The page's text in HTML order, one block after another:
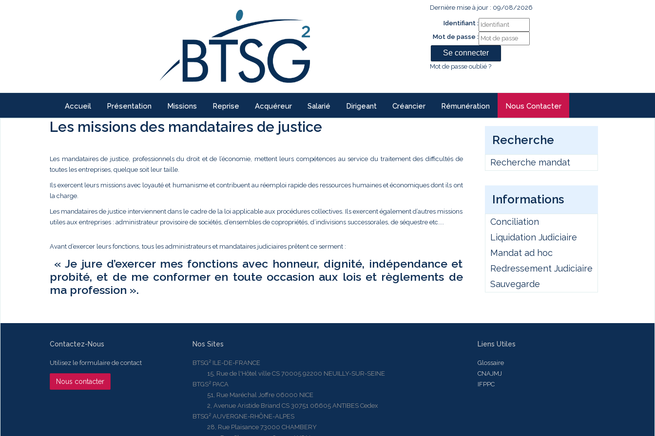
Dernière mise à jour : 09/08/2026
Identifiant :
Mot de passe :
Mot de passe oublié ?
Accueil Présentation Missions Reprise Acquéreur Salarié Dirigeant Créancier Rémunération Nous Contacter
Les missions des mandataires de justice
Les mandataires de justice, professionnels du droit et de l’économie, mettent leurs compétences au service du traitement des difficultés de
toutes les entreprises, quelque soit leur taille.
Ils exercent leurs missions avec loyauté et humanisme et contribuent au réemploi rapide des ressources humaines et économiques dont ils ont
la charge.
Les mandataires de justice interviennent dans le cadre de la loi applicable aux procédures collectives. Ils exercent également d’autres missions
utiles aux entreprises : administrateur provisoire de sociétés, d’ensembles de copropriétés, d’indivisions successorales, de séquestre etc....
Avant d’exercer leurs fonctions, tous les administrateurs et mandataires judiciaires prêtent ce serment :
« Je jure d’exercer mes fonctions avec honneur, dignité, indépendance et
probité, et de me conformer en toute occasion aux lois et règlements de
ma profession ».
Recherche
Recherche mandat
Informations
Conciliation
Liquidation Judiciaire
Mandat ad hoc
Redressement Judiciaire
Sauvegarde
Contactez-Nous
Utilisez le formulaire de contact
Nous contacter
Nos Sites
BTSG² ILE-DE-FRANCE
15, Rue de l'Hôtel ville CS 70005 92200 NEUILLY-SUR-SEINE
BTGS² PACA
51, Rue Maréchal Joffre 06000 NICE
2, Avenue Aristide Briand CS 30751 06605 ANTIBES Cedex
BTSG² AUVERGNE-RHÔNE-ALPES
28, Rue Plaisance 73000 CHAMBERY
Liens Utiles
Glossaire
CNAJMJ
IFPPC